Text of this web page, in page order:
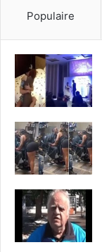
Populaire